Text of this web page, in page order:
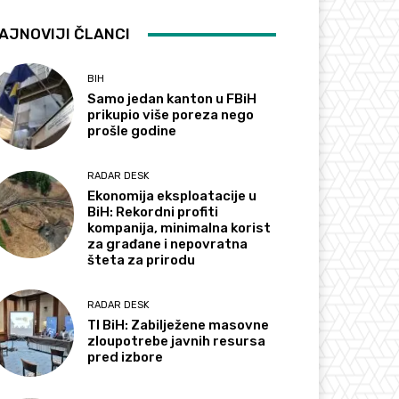
ČLANCI
BIH
Samo jedan kanton u FBiH
prikupio više poreza nego
prošle godine
RADAR DESK
Ekonomija eksploatacije u
BiH: Rekordni profiti
kompanija, minimalna korist
za građane i nepovratna
šteta za prirodu
RADAR DESK
TI BiH: Zabilježene masovne
zloupotrebe javnih resursa
pred izbore